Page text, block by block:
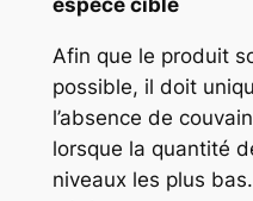
Afin que le produit
possible, il doit
l’absence de
lorsque la quantité
niveaux les plus